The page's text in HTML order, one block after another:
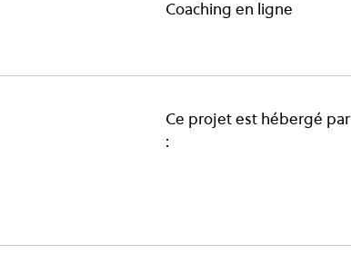
Coaching en ligne
Ce projet est hébergé par
: